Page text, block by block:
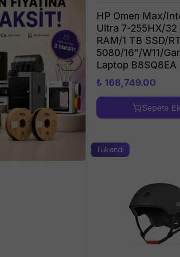
HP Omen Max/
Ultra 7-255HX/32
RAM/1 TB SSD/
5080/16"/W11/
Laptop B8SQ8EA
₺ 168,749.00
Sepete
Tükendi